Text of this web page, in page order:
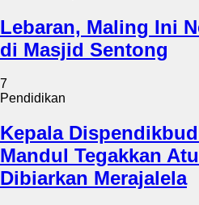
Lebaran, Maling Ini
di Masjid Sentong
7
Pendidikan
Kepala
Mandul Tegakkan
Dibiarkan Merajalela